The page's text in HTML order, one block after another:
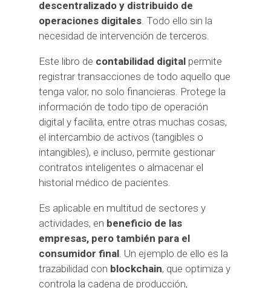
descentralizado y distribuido de
operaciones digitales . Todo ello sin la
necesidad de intervención de terceros.
Este libro de contabilidad digital permite
registrar transacciones de todo aquello que
tenga valor, no solo financieras. Protege la
información de todo tipo de operación
digital y facilita, entre otras muchas cosas,
el intercambio de activos (tangibles o
intangibles), e incluso, permite gestionar
contratos inteligentes o almacenar el
historial médico de pacientes.
Es aplicable en multitud de sectores y
actividades, en beneficio de las
empresas, pero también para el
consumidor final . Un ejemplo de ello es la
trazabilidad con blockchain, que optimiza y
controla la cadena de producción,